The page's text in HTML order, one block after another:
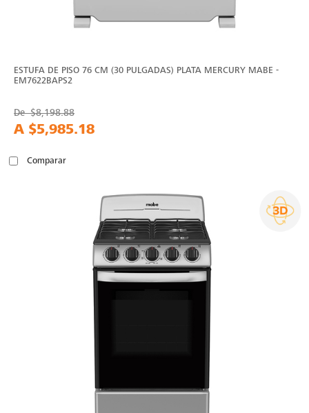
ESTUFA DE PISO 76 CM (30 PULGADAS) PLATA MERCURY MABE -
EM7622BAPS2
De$8,198.88
A $5,985.18
Comparar